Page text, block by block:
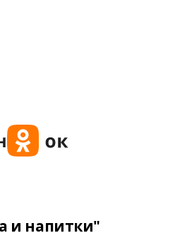
и напитки"